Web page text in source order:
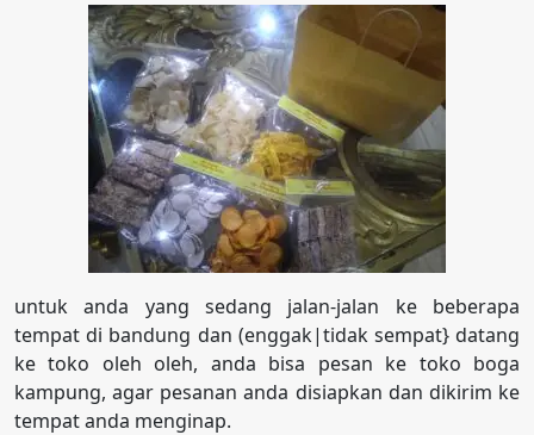
untuk anda yang sedang jalan-jalan ke beberapa
tempat di bandung dan (enggak|tidak sempat} datang
ke toko oleh oleh, anda bisa pesan ke toko boga
kampung, agar pesanan anda disiapkan dan dikirim ke
tempat anda menginap.